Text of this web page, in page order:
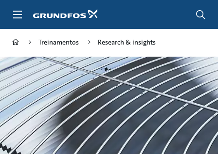
para
Treinamentos Research & insights